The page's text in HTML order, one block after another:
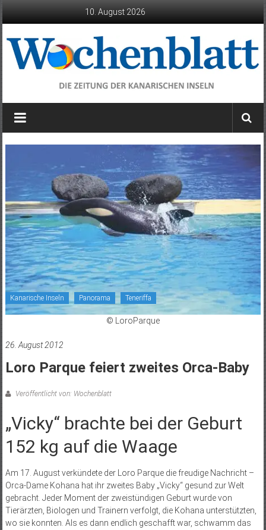
10. August 2026
Wochenblatt
die
Kanarischen
Kanarische Inseln Panorama Teneriffa
© LoroParque
26. August 2012
Loro Parque feiert zweites Orca-Baby
Veröffentlicht von: Wochenblatt
„Vicky“ brachte bei der Geburt
152 kg auf die Waage
Am 17. August verkündete der Loro Parque die freudige Nachricht –
Orca-Dame Kohana hat ihr zweites Baby „Vicky“ gesund zur Welt
gebracht. Jeder Moment der zweistündigen Geburt wurde von
Tierärzten, Biologen und Trainern verfolgt, die Kohana unterstützten,
wo sie konnten. Als es dann endlich geschafft war, schwamm das